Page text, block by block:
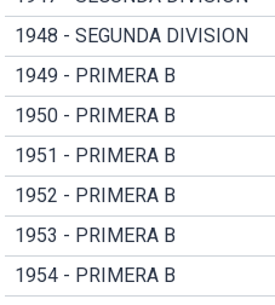
1948 - SEGUNDA DIVISION
1949 - PRIMERA B
1950 - PRIMERA B
1951 - PRIMERA B
1952 - PRIMERA B
1953 - PRIMERA B
1954 - PRIMERA B